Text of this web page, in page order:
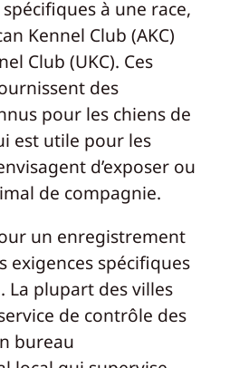
à une race,
Kennel Club (AKC)
Club (UKC). Ces
des
pour les chiens de
est utile pour les
d’exposer ou
de compagnie.
un enregistrement
exigences spécifiques
La plupart des villes
de contrôle des
bureau